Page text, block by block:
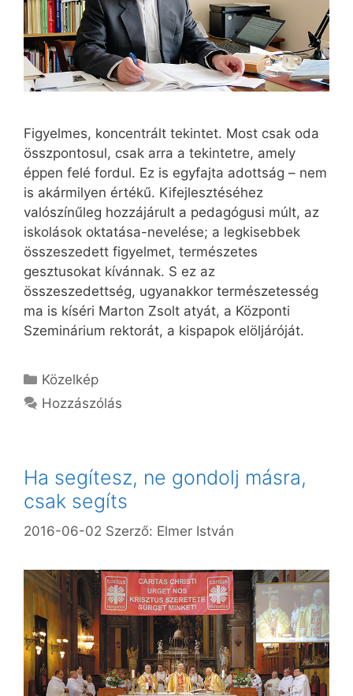
Figyelmes, koncentrált tekintet. Most csak oda
összpontosul, csak arra a tekintetre, amely
éppen felé fordul. Ez is egyfajta adottság – nem
is akármilyen értékű. Kifejlesztéséhez
valószínűleg hozzájárult a pedagógusi múlt, az
iskolások oktatása-nevelése; a legkisebbek
összeszedett figyelmet, természetes
gesztusokat kívánnak. S ez az
összeszedettség, ugyanakkor természetesség
ma is kíséri Marton Zsolt atyát, a Központi
Szeminárium rektorát, a kispapok elöljáróját.
Kategória
Közelkép
Hozzászólás
Ha segítesz, ne gondolj másra,
csak segíts
2016-06-02 Szerző: Elmer István